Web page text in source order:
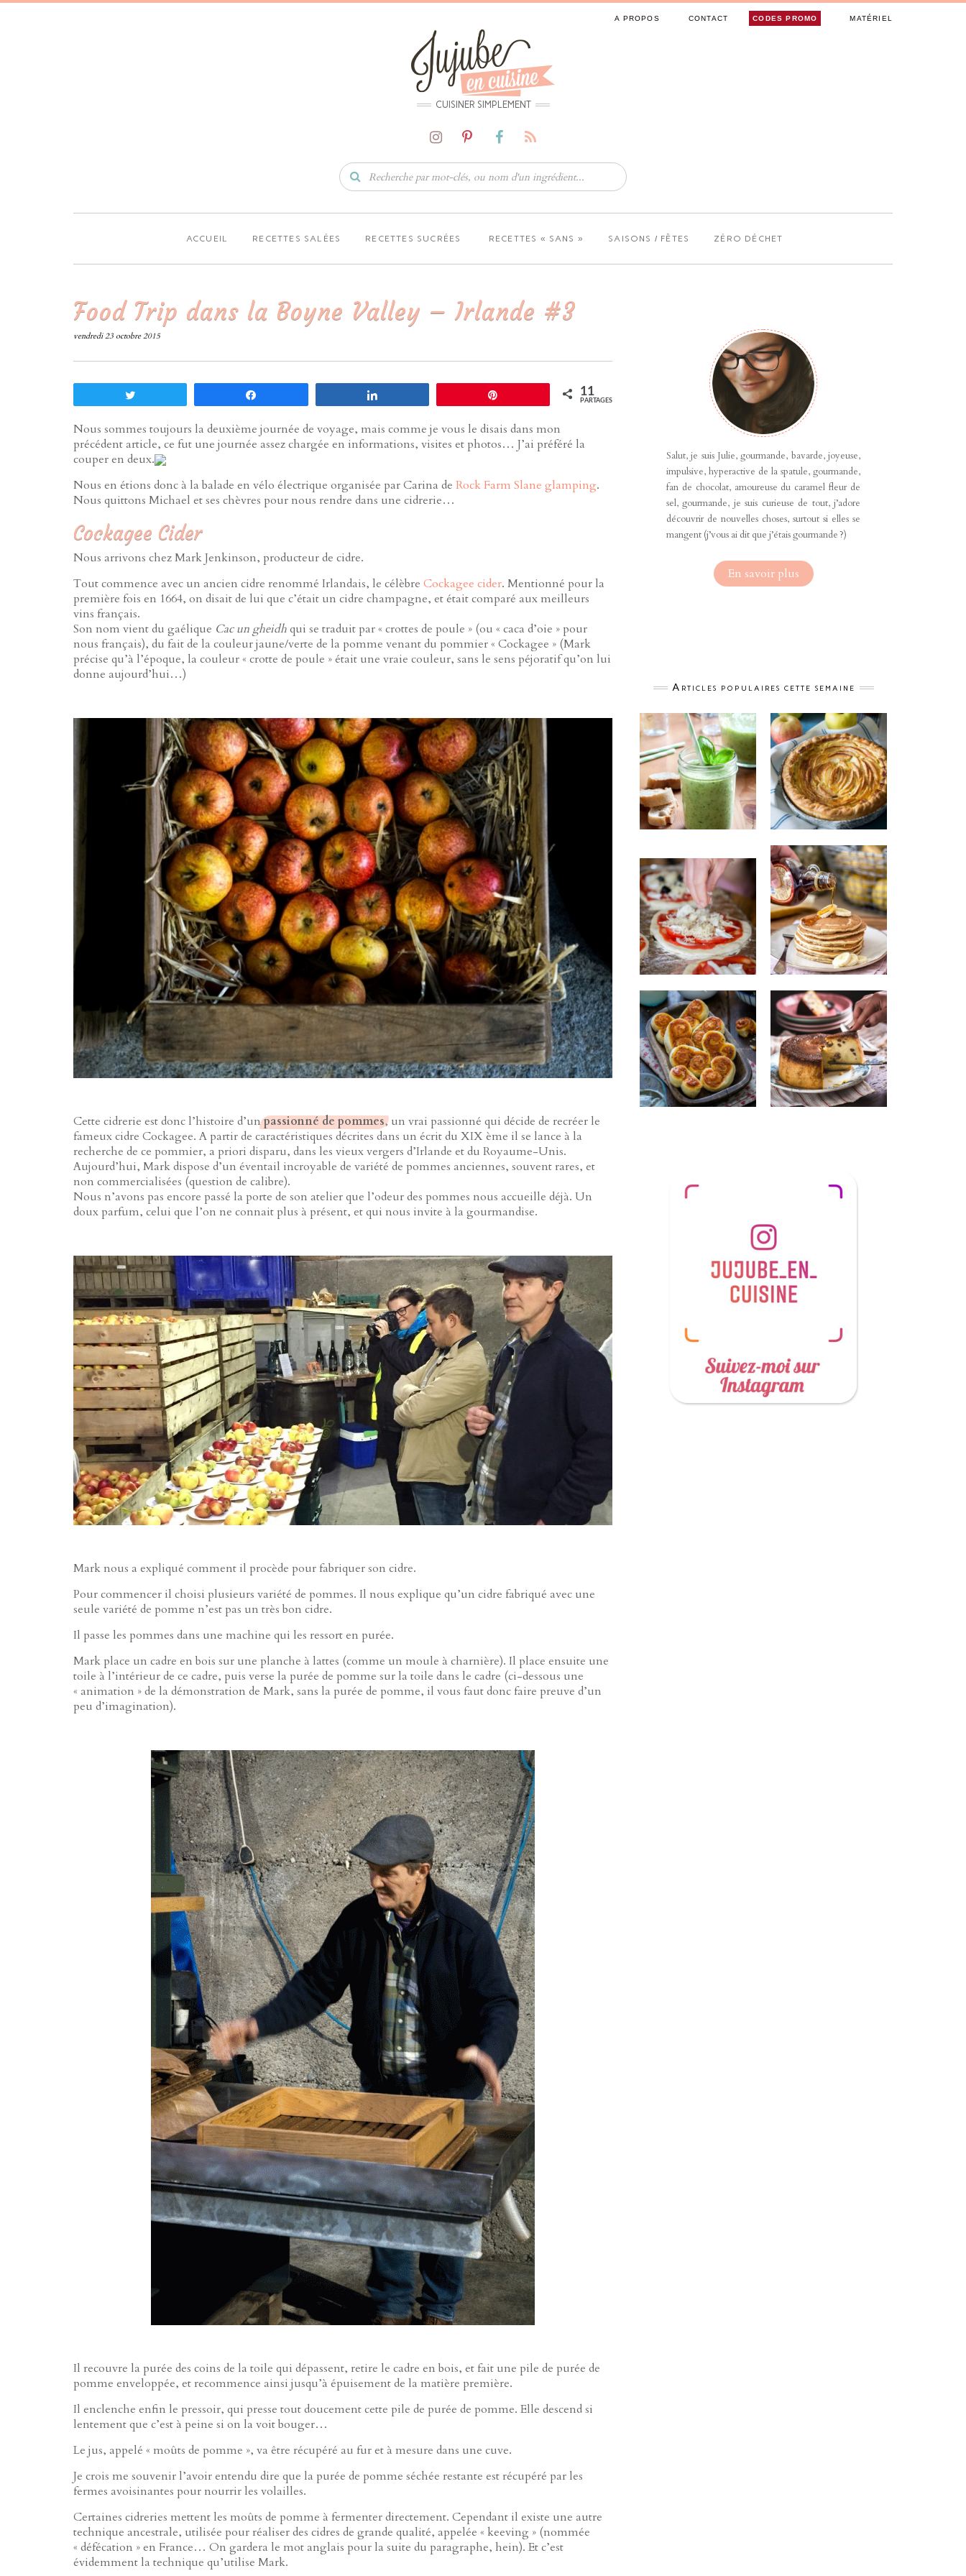
A PROPOS CONTACT CODES PROMO MATÉRIEL
CUISINER SIMPLEMENT
ACCUEIL RECETTES SALÉES RECETTES SUCRÉES RECETTES « SANS » SAISONS / FÊTES ZÉRO DÉCHET
Food Trip dans la Boyne Valley – Irlande #3
vendredi 23 octobre 2015
11
PARTAGES
Nous sommes toujours la deuxième journée de voyage, mais comme je vous le disais dans mon
précédent article, ce fut une journée assez chargée en informations, visites et photos… J’ai préféré la
couper en deux.
Nous en étions donc à la balade en vélo électrique organisée par Carina de Rock Farm Slane glamping.
Nous quittons Michael et ses chèvres pour nous rendre dans une cidrerie…
Cockagee Cider
Nous arrivons chez Mark Jenkinson, producteur de cidre.
Tout commence avec un ancien cidre renommé Irlandais, le célèbre Cockagee cider. Mentionné pour la
première fois en 1664, on disait de lui que c’était un cidre champagne, et était comparé aux meilleurs
vins français.
Son nom vient du gaélique Cac un gheidhqui se traduit par « crottes de poule » (ou « caca d’oie » pour
nous français), du fait de la couleur jaune/verte de la pomme venant du pommier « Cockagee » (Mark
précise qu’à l’époque, la couleur « crotte de poule » était une vraie couleur, sans le sens péjoratif qu’on lui
donne aujourd’hui…)
Cette cidrerie est donc l’histoire d’unpassionné de pommes, un vrai passionné qui décide de recréer le
fameux cidre Cockagee. A partir de caractéristiques décrites dans un écrit du XIX ème il se lance à la
recherche de ce pommier, a priori disparu, dans les vieux vergers d’Irlande et du Royaume-Unis.
Aujourd’hui, Mark dispose d’un éventail incroyable de variété de pommes anciennes, souvent rares, et
non commercialisées (question de calibre).
Nous n’avons pas encore passé la porte de son atelier que l’odeur des pommes nous accueille déjà. Un
doux parfum, celui que l’on ne connait plus à présent, et qui nous invite à la gourmandise.
Mark nous a expliqué comment il procède pour fabriquer son cidre.
Pour commencer il choisi plusieurs variété de pommes. Il nous explique qu’un cidre fabriqué avec une
seule variété de pomme n’est pas un très bon cidre.
Il passe les pommes dans une machine qui les ressort en purée.
Mark place un cadre en bois sur une planche à lattes (comme un moule à charnière). Il place ensuite une
toile à l’intérieur de ce cadre, puis verse la purée de pomme sur la toile dans le cadre (ci-dessous une
« animation » de la démonstration de Mark, sans la purée de pomme, il vous faut donc faire preuve d’un
peu d’imagination).
Il recouvre la purée des coins de la toile qui dépassent, retire le cadre en bois, et fait une pile de purée de
pomme enveloppée, et recommence ainsi jusqu’à épuisement de la matière première.
Il enclenche enfin le pressoir, qui presse tout doucement cette pile de purée de pomme. Elle descend si
lentement que c’est à peine si on la voit bouger…
Le jus, appelé « moûts de pomme », va être récupéré au fur et à mesure dans une cuve.
Je crois me souvenir l’avoir entendu dire que la purée de pomme séchée restante est récupéré par les
fermes avoisinantes pour nourrir les volailles.
Certaines cidreries mettent les moûts de pomme à fermenter directement. Cependant il existe une autre
technique ancestrale, utilisée pour réaliser des cidres de grande qualité, appelée « keeving » (nommée
« défécation » en France… On gardera le mot anglais pour la suite du paragraphe, hein). Et c’est
évidemment la technique qu’utilise Mark.
Salut, je suis Julie, gourmande, bavarde, joyeuse,
impulsive, hyperactive de la spatule, gourmande,
fan de chocolat, amoureuse du caramel fleur de
sel, gourmande, je suis curieuse de tout, j’adore
découvrir de nouvelles choses, surtout si elles se
mangent (j’vous ai dit que j’étais gourmande ?)
En savoir plus
Articles populaires cette semaine